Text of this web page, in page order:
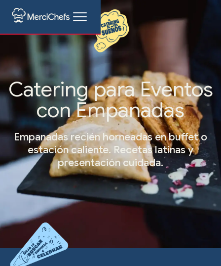
Catering para Eventos
con Empanadas
Empanadas recién horneadas en buffet o
estación caliente. Recetas latinas y
presentación cuidada.